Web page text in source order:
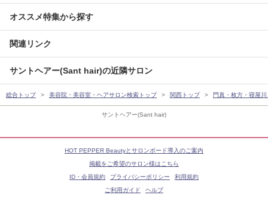
サントヘアー(Sant hair)
オススメ特集から探す
関連リンク
サントヘアー(Sant hair)の近隣サロン
総合トップ 美容院・美容室・ヘアサロン検索トップ 関西トップ 門真・枚方・寝屋
HOT PEPPER Beautyとサロンボード導入のご案内
掲載をご希望のサロン様はこちら
ID・会員規約
プライバシーポリシー
利用規約
ご利用ガイド
ヘルプ